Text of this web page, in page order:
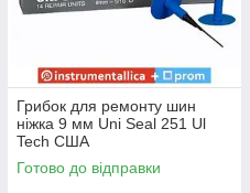
Грибок для ремонту шин
ніжка 9 мм Uni Seal 251 Ul
Tech США
Готово до відправки